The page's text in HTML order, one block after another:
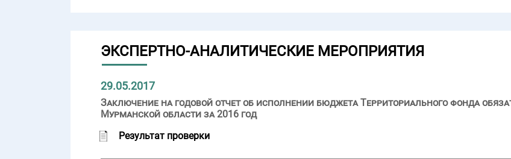
ЭКСПЕРТНО-АНАЛИТИЧЕСКИЕ МЕРОПРИЯТИЯ
29.05.2017
Заключение на годовой отчет об исполнении бюджета Территориального фонда
Мурманской области за 2016 год
Результат проверки